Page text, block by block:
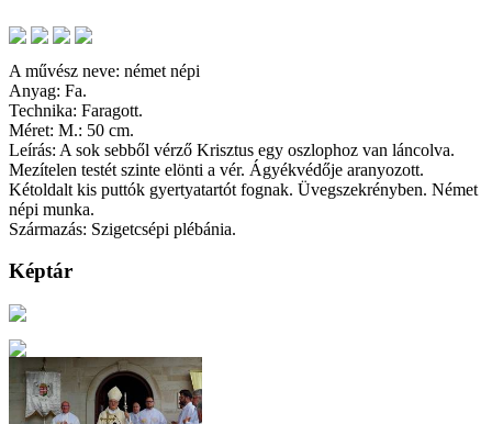
A művész neve: német népi
Anyag: Fa.
Technika: Faragott.
Méret: M.: 50 cm.
Leírás: A sok sebből vérző Krisztus egy oszlophoz van láncolva.
Mezítelen testét szinte elönti a vér. Ágyékvédője aranyozott.
Kétoldalt kis puttók gyertyatartót fognak. Üvegszekrényben. Német
népi munka.
Származás: Szigetcsépi plébánia.
Képtár